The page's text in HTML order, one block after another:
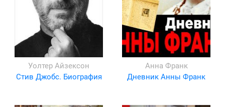
Уолтер Айзексон
Стив Джобс. Биография
Анна Франк
Дневник Анны Франк